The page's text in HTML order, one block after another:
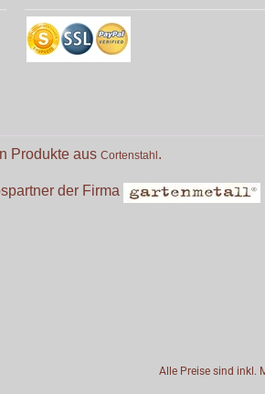
Produkte aus Cortenstahl .
der Firma
Alle Preise sind inkl.